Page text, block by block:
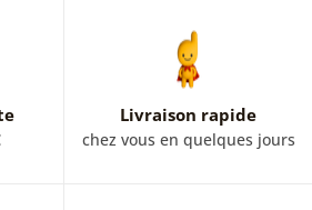
Livraison rapide
chez vous en quelques jours